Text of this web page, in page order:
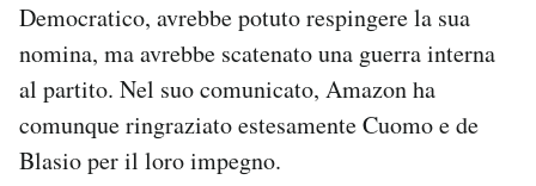
Democratico, avrebbe potuto respingere la sua
nomina, ma avrebbe scatenato una guerra interna
al partito. Nel suo comunicato, Amazon ha
comunque ringraziato estesamente Cuomo e de
Blasio per il loro impegno.